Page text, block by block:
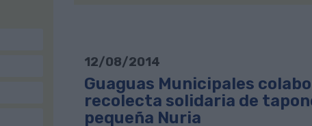
12/08/2014
Guaguas Municipales
recolecta solidaria de
pequeña Nuria